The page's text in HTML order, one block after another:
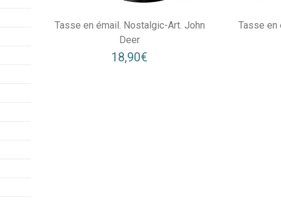
Tasse en émail. Nostalgic-Art. John
Deer
18,90€
Tasse en